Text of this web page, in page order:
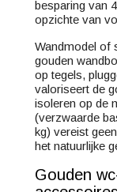
besparing van
opzichte van
Wandmodel of
gouden
op tegels,
valoriseert de
isoleren op de
(verzwaarde
kg) vereist
het natuurlijke
Gouden